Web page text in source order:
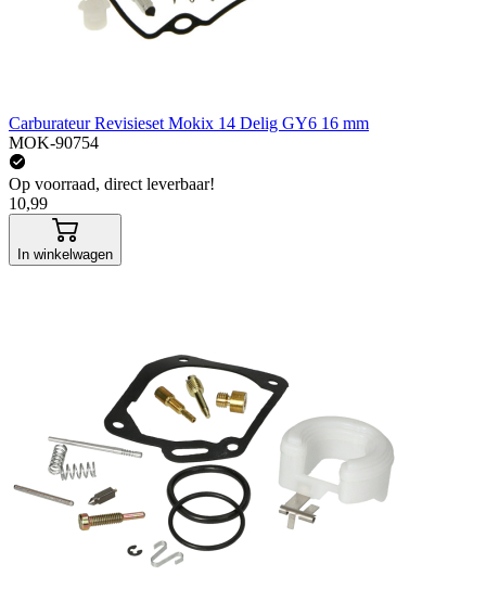
Carburateur Revisieset Mokix 14 Delig GY6 16 mm
MOK-90754
Op voorraad, direct leverbaar!
10,99
In winkelwagen